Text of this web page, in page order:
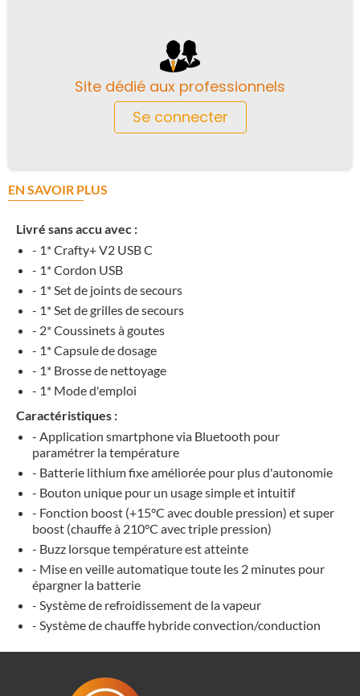
Site dédié aux professionnels
Se connecter
EN SAVOIR PLUS
Livré sans accu avec :
- 1* Crafty+ V2 USB C
- 1* Cordon USB
- 1* Set de joints de secours
- 1* Set de grilles de secours
- 2* Coussinets à goutes
- 1* Capsule de dosage
- 1* Brosse de nettoyage
- 1* Mode d'emploi
Caractéristiques :
- Application smartphone via Bluetooth pour
paramétrer la température
- Batterie lithium fixe améliorée pour plus d'autonomie
- Bouton unique pour un usage simple et intuitif
- Fonction boost (+15°C avec double pression) et super
boost (chauffe à 210°C avec triple pression)
- Buzz lorsque température est atteinte
- Mise en veille automatique toute les 2 minutes pour
épargner la batterie
- Système de refroidissement de lavapeur
- Système de chauffe hybride convection/conduction